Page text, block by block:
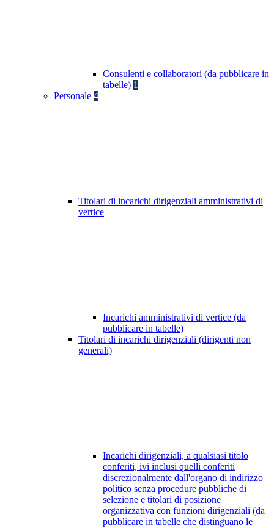
Consulenti e collaboratori (da pubblicare in
tabelle) 1
Personale 4
Titolari di incarichi dirigenziali amministrativi di
vertice
Incarichi amministrativi di vertice (da
pubblicare in tabelle)
Titolari di incarichi dirigenziali (dirigenti non
generali)
Incarichi dirigenziali, a qualsiasi titolo
conferiti, ivi inclusi quelli conferiti
discrezionalmente dall'organo di indirizzo
politico senza procedure pubbliche di
selezione e titolari di posizione
organizzativa con funzioni dirigenziali (da
pubblicare in tabelle che distinguano le